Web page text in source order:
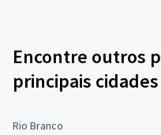
Encontre outros
principais cidades
Rio Branco